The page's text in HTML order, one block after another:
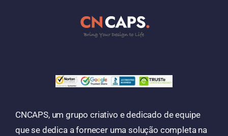
CNCAPS, um grupo criativo e dedicado de equipe
que se dedica a fornecer uma solução completa na